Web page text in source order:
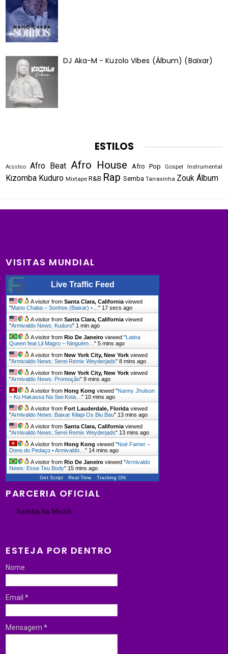
DJ Aka-M - Kuzolo Vibes (Álbum) (Baixar)
ESTILOS
Acústico Afro Beat Afro House Afro Pop Gospel Instrumental
Kizomba Kuduro Mixtape R&B Rap Semba Tarraxinha Zouk Álbum
VISITAS MUNDIAL
Live Traffic Feed
A visitor fromSanta Clara, California viewed
"Mano Chaba – Sonhos (Baixar) •…" 17 secs ago
A visitor fromSanta Clara, California viewed
"Armivaldo News: Kuduro" 1 min ago
A visitor fromRio De Janeiro viewed "Latina
Queen feat Lil Magro – Ninguém…"5 mins ago
A visitor fromNew York City, New York viewed
"Armivaldo News: Serei Remix Weyderjads"8 mins ago
A visitor fromNew York City, New York viewed
"Armivaldo News: Promoção"9 mins ago
A visitor fromHong Kong viewed "Nanny Jhulson
– Ku Hakassa Na Swi Kota…" 10 mins ago
A visitor fromFort Lauderdale, Florida viewed
"Armivaldo News: Baixar Kilapi Os Biu Bau" 13 mins ago
A visitor fromSanta Clara, California viewed
"Armivaldo News: Serei Remix Weyderjads" 13 mins ago
A visitor fromHong Kong viewed "Noé Famer –
Dono do Pedaço • Armivaldo…" 14 mins ago
A visitor fromRio De Janeiro viewed "Armivaldo
News: Esse Teu Body" 15 mins ago
Get Script Real Time Tracking ON
PARCERIA OFICIAL
Samba Sa Muzik
ESTEJA POR DENTRO
Nome
Email*
Mensagem*